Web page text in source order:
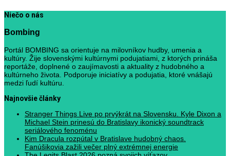
Niečo o nás
Bombing
Portál BOMBING sa orientuje na milovníkov hudby, umenia a
kultúry. Žije slovenskými kultúrnymi podujatiami, z ktorých prináša
reportáže, doplnené o zaujímavosti a aktuality z hudobného a
kultúrneho života. Podporuje iniciatívy a podujatia, ktoré vnášajú
medzi ľudí kultúru.
Najnovšie články
Stranger Things Live po prvýkrát na Slovensku. Kyle Dixon a
Michael Stein prinesú do Bratislavy ikonický soundtrack
seriálového fenoménu
Kim Dracula rozpútal v Bratislave hudobný chaos.
Fanúšikovia zažili večer plný extrémnej energie